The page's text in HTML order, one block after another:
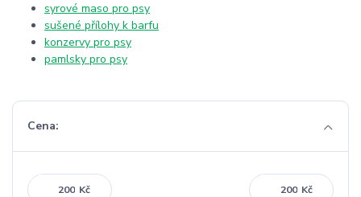
syrové maso pro psy
sušené přílohy k barfu
konzervy pro psy
pamlsky pro psy
Cena:
Kč Kč